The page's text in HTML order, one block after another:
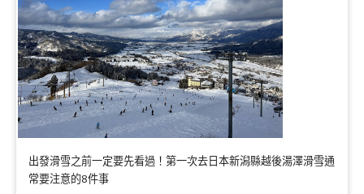
出發滑雪之前一定要先看過！第一次去日本新潟縣越後湯澤滑雪通
常要注意的8件事